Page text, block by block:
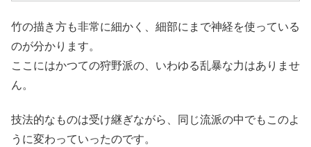
竹の描き方も非常に細かく、細部にまで神経を使っている
のが分かります。
ここにはかつての狩野派の、いわゆる乱暴な力はありませ
ん。
技法的なものは受け継ぎながら、同じ流派の中でもこのよ
うに変わっていったのです。